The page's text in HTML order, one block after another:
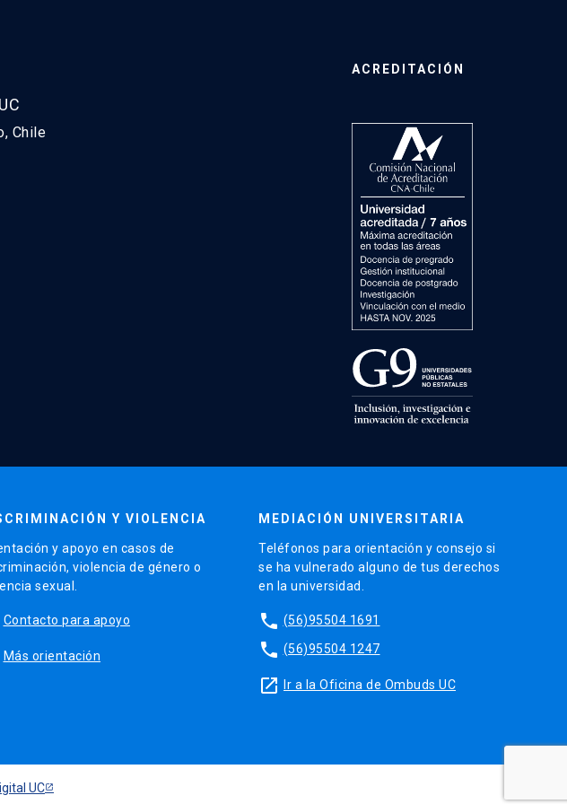
Chile
ACREDITACIÓN
Y VIOLENCIA
y apoyo en casos de
violencia de género o
sexual.
Contacto para apoyo
Más orientación
MEDIACIÓN UNIVERSITARIA
Teléfonos para orientación y consejo si
se ha vulnerado alguno de tus derechos
en la universidad.
phone (56)95504 1691
phone (56)95504 1247
launch Ir a la Oficina de Ombuds UC
UC